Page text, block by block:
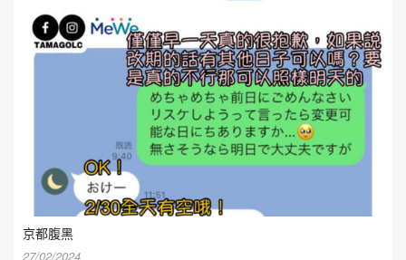
京都腹黑
27/02/2024